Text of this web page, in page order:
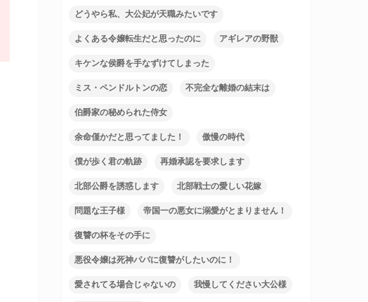
どうやら私、大公妃が天職みたいです
よくある令嬢転生だと思ったのに アギレアの野獣
キケンな侯爵を手なずけてしまった
ミス・ペンドルトンの恋 不完全な離婚の結末は
伯爵家の秘められた侍女
余命僅かだと思ってました！ 傲慢の時代
僕が歩く君の軌跡 再婚承認を要求します
北部公爵を誘惑します 北部戦士の愛しい花嫁
問題な王子様 帝国一の悪女に溺愛がとまりません！
復讐の杯をその手に
悪役令嬢は死神パパに復讐がしたいのに！
愛されてる場合じゃないの 我慢してください大公様